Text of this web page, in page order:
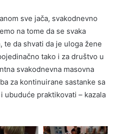
sve jača, svakodnevno
na tome da se svaka
da shvati da je uloga žene
tako i za društvo u
svakodnevna masovna
za kontinuirane sastanke sa
ubuduće praktikovati – kazala